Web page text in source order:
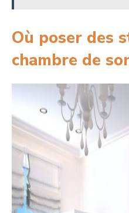
Où poser des
chambre de